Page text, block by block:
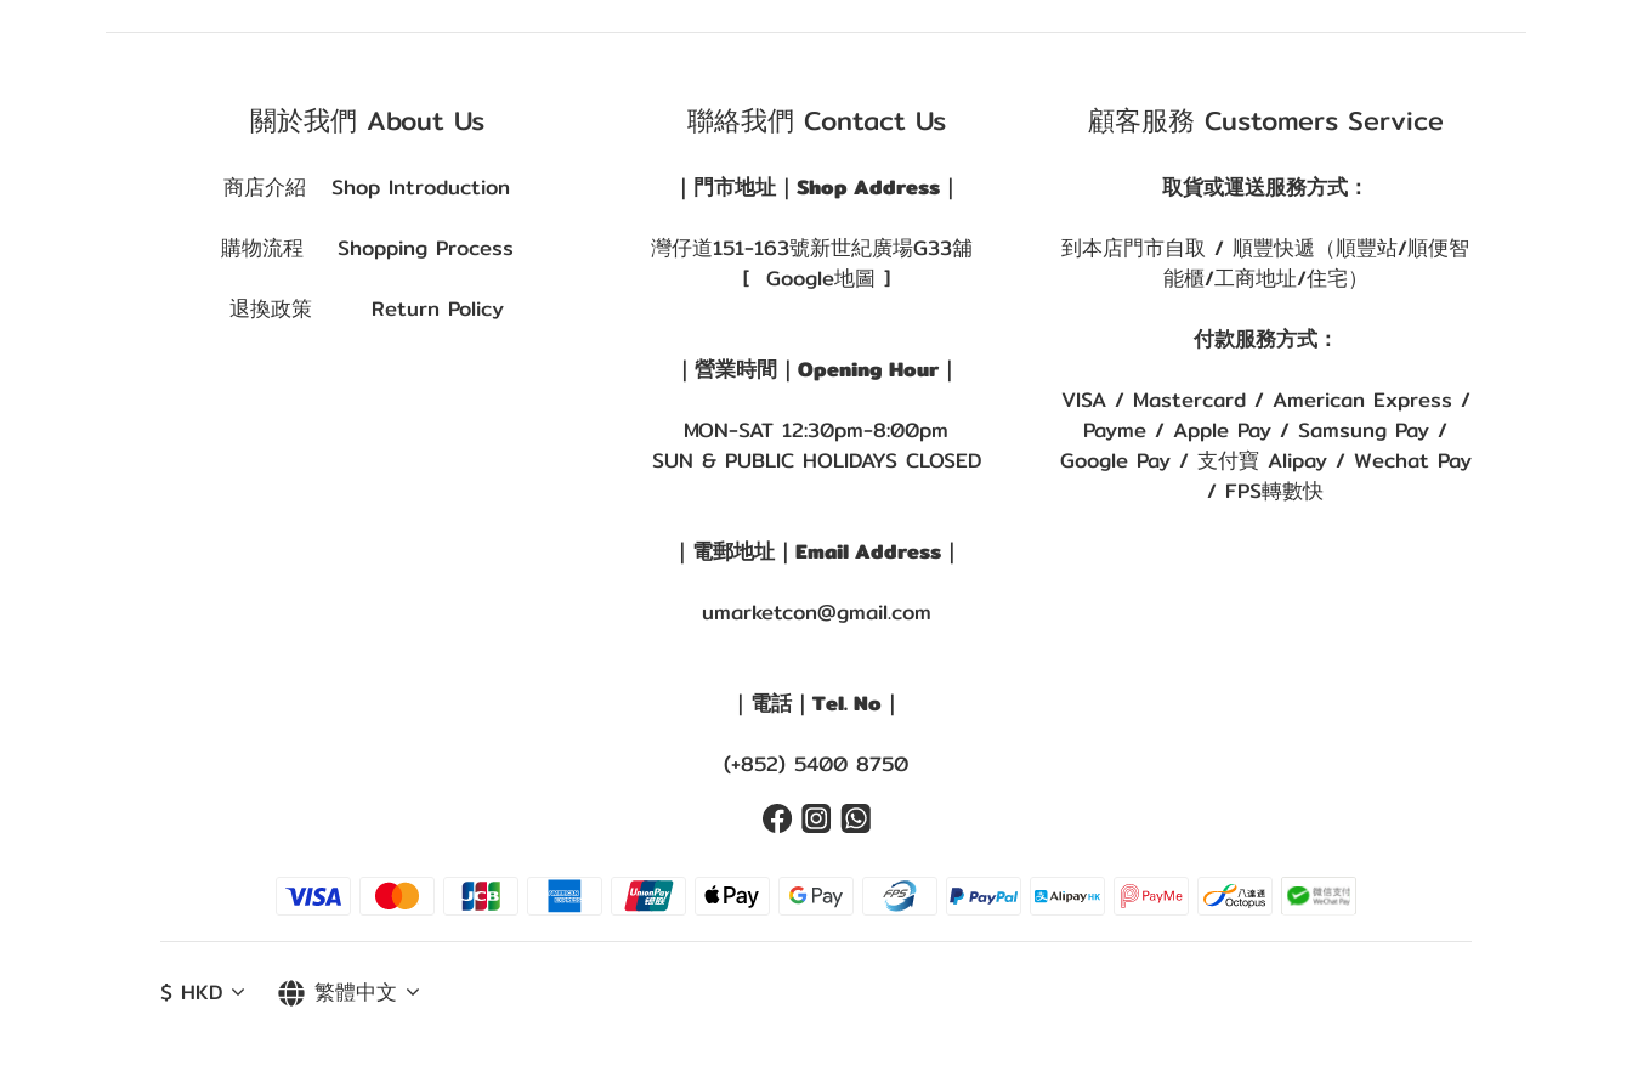
關於我們 About Us
商店介紹 Shop Introduction
購物流程 Shopping Process
退換政策 Return Policy
聯絡我們 Contact Us
｜門市地址｜Shop Address｜
灣仔道151-163號新世紀廣場G33舖
[ Google地圖 ]
｜營業時間｜Opening Hour｜
MON-SAT 12:30pm-8:00pm
SUN & PUBLIC HOLIDAYS CLOSED
｜電郵地址｜Email Address｜
umarketcon@gmail.com
｜電話｜Tel. No｜
(+852) 5400 8750
顧客服務 Customers Service
取貨或運送服務方式：
到本店門市自取 / 順豐快遞（順豐站/順便智
能櫃/工商地址/住宅）
付款服務方式：
VISA / Mastercard / American Express /
Payme / Apple Pay / Samsung Pay /
Google Pay / 支付寶 Alipay / Wechat Pay
/ FPS轉數快
$ HKD 繁體中文